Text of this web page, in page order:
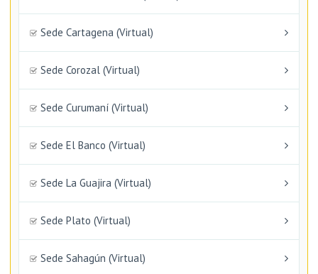
Sede Cartagena (Virtual)
Sede Corozal (Virtual)
Sede Curumaní (Virtual)
Sede El Banco (Virtual)
Sede La Guajira (Virtual)
Sede Plato (Virtual)
Sede Sahagún (Virtual)